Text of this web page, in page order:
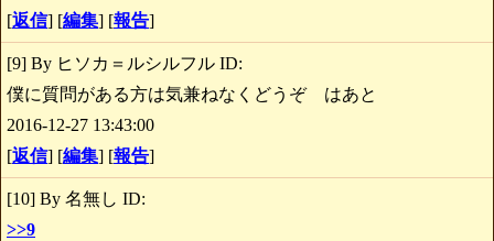
[返信] [編集] [報告]
[9] By ヒソカ＝ルシルフル ID:
僕に質問がある方は気兼ねなくどうぞ はあと
2016-12-27 13:43:00
[返信] [編集] [報告]
[10] By 名無し ID:
>>9